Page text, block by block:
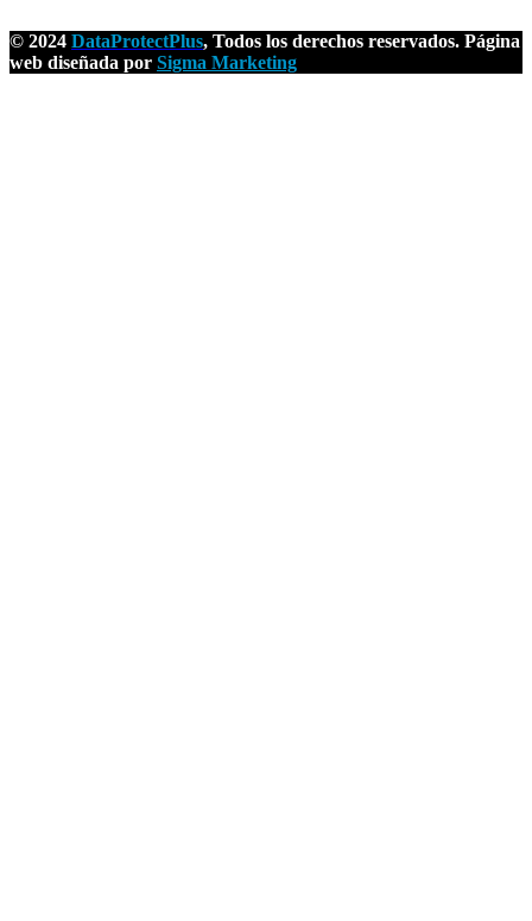
© 2024 DataProtectPlus, Todos los derechos reservados. Página
web diseñada por Sigma Marketing